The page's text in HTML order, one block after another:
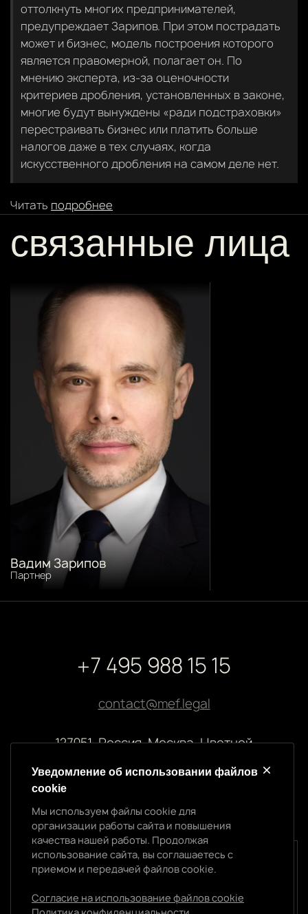
оттолкнуть многих предпринимателей,
предупреждает Зарипов. При этом пострадать
может и бизнес, модель построения которого
является правомерной, полагает он. По
мнению эксперта, из-за оценочности
критериев дробления, установленных в законе,
многие будут вынуждены «ради подстраховки»
перестраивать бизнес или платить больше
налогов даже в тех случаях, когда
искусственного дробления на самом деле нет.
Читать подробнее
связанные лица
Вадим Зарипов
Партнер
+7 495 988 15 15
contact@mef.legal
127051, Россия, Москва, Цветной
Реквизиты компании
ООО “МЭФ ЛИГАЛ”
ИНН 7704874992
ОГРН 5147746145718
Уведомление об использовании cookie
работы сайта и повышения качества нашей работы.
Продолжая использование сайта, вы
Уведомление об использовании файлов
cookie
Мы используем файлы cookie для
организации работы сайта и повышения
качества нашей работы. Продолжая
использование сайта, вы соглашаетесь с
приемом и передачей файлов cookie.
Согласие на использование файлов cookie